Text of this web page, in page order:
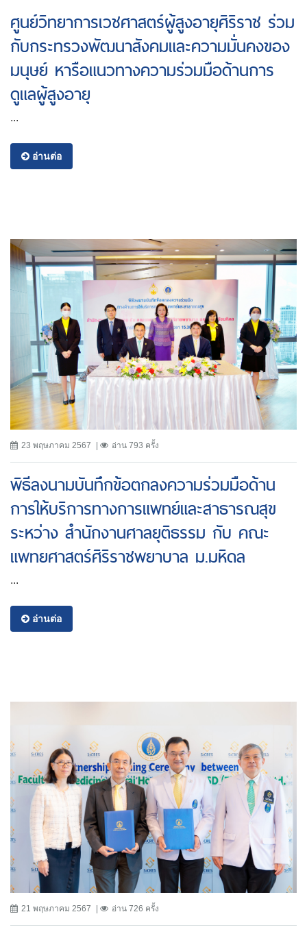
ศูนย์วิทยาการเวชศาสตร์ผู้สูงอายุศิริราช ร่วม
กับกระทรวงพัฒนาสังคมและความมั่นคงของ
มนุษย์ หารือแนวทางความร่วมมือด้านการ
ดูแลผู้สูงอายุ
...
อ่านต่อ
23 พฤษภาคม 2567 อ่าน 793 ครั้ง
พิธีลงนามบันทึกข้อตกลงความร่วมมือด้าน
การให้บริการทางการแพทย์และสาธารณสุข
ระหว่าง สำนักงานศาลยุติธรรม กับ คณะ
แพทยศาสตร์ศิริราชพยาบาล ม.มหิดล
...
อ่านต่อ
21 พฤษภาคม 2567 อ่าน 726 ครั้ง